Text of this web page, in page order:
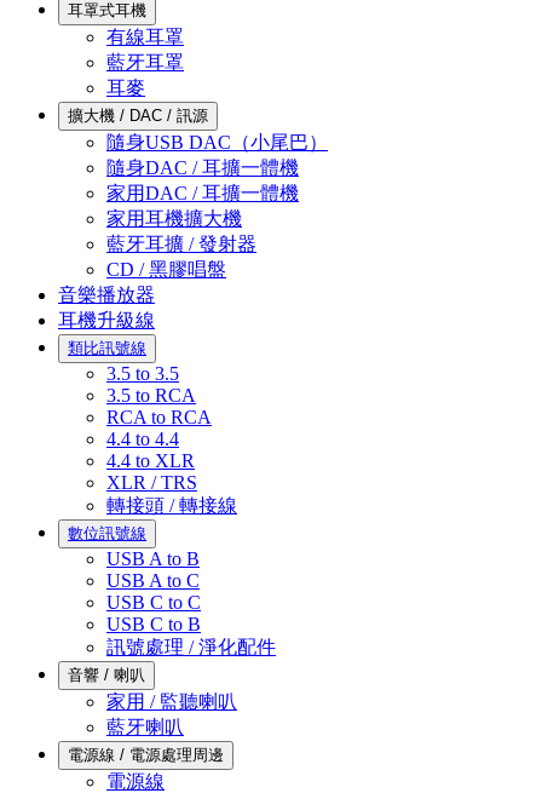
耳罩式耳機
有線耳罩
藍牙耳罩
耳麥
擴大機 / DAC / 訊源
隨身USB DAC（小尾巴）
隨身DAC / 耳擴一體機
家用DAC / 耳擴一體機
家用耳機擴大機
藍牙耳擴 / 發射器
CD / 黑膠唱盤
音樂播放器
耳機升級線
類比訊號線
3.5 to 3.5
3.5 to RCA
RCA to RCA
4.4 to 4.4
4.4 to XLR
XLR / TRS
轉接頭 / 轉接線
數位訊號線
USB A to B
USB A to C
USB C to C
USB C to B
訊號處理 / 淨化配件
音響 / 喇叭
家用 / 監聽喇叭
藍牙喇叭
電源線 / 電源處理周邊
電源線